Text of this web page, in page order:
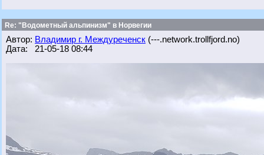
Re: "Водометный альпинизм" в Норвегии
Автор: Владимир г. Междуреченск (---.network.trollfjord.no)
Дата: 21-05-18 08:44